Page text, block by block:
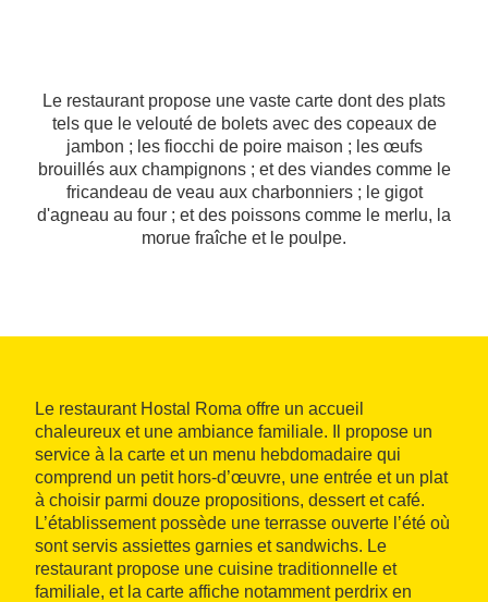
Le restaurant propose une vaste carte dont des plats
tels que le velouté de bolets avec des copeaux de
jambon ; les fiocchi de poire maison ; les œufs
brouillés aux champignons ; et des viandes comme le
fricandeau de veau aux charbonniers ; le gigot
d'agneau au four ; et des poissons comme le merlu, la
morue fraîche et le poulpe.
Le restaurant Hostal Roma offre un accueil
chaleureux et une ambiance familiale. Il propose un
service à la carte et un menu hebdomadaire qui
comprend un petit hors-d’œuvre, une entrée et un plat
à choisir parmi douze propositions, dessert et café.
L’établissement possède une terrasse ouverte l’été où
sont servis assiettes garnies et sandwichs. Le
restaurant propose une cuisine traditionnelle et
familiale, et la carte affiche notamment perdrix en